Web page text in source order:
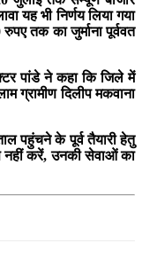
यह भी निर्णय लिया गया
तक का जुर्माना पूर्ववत
पांडे ने कहा कि जिले में
ग्रामीण दिलीप मकवाना
पहुंचने के पूर्व तैयारी हेतु
नहीं करें, उनकी सेवाओं का